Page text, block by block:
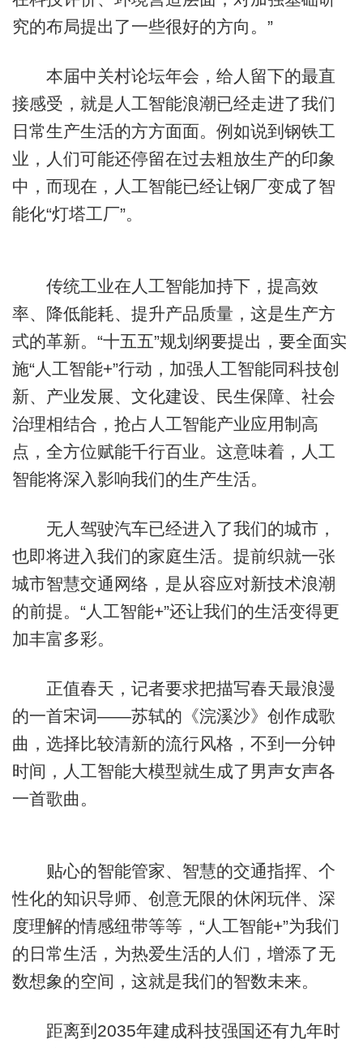
究的布局提出了一些很好的方向。”
本届中关村论坛年会，给人留下的最直
接感受，就是人工智能浪潮已经走进了我们
日常生产生活的方方面面。例如说到钢铁工
业，人们可能还停留在过去粗放生产的印象
中，而现在，人工智能已经让钢厂变成了智
能化“灯塔工厂”。
传统工业在人工智能加持下，提高效
率、降低能耗、提升产品质量，这是生产方
式的革新。“十五五”规划纲要提出，要全面实
施“人工智能+”行动，加强人工智能同科技创
新、产业发展、文化建设、民生保障、社会
治理相结合，抢占人工智能产业应用制高
点，全方位赋能千行百业。这意味着，人工
智能将深入影响我们的生产生活。
无人驾驶汽车已经进入了我们的城市，
也即将进入我们的家庭生活。提前织就一张
城市智慧交通网络，是从容应对新技术浪潮
的前提。“人工智能+”还让我们的生活变得更
加丰富多彩。
正值春天，记者要求把描写春天最浪漫
的一首宋词——苏轼的《浣溪沙》创作成歌
曲，选择比较清新的流行风格，不到一分钟
时间，人工智能大模型就生成了男声女声各
一首歌曲。
贴心的智能管家、智慧的交通指挥、个
性化的知识导师、创意无限的休闲玩伴、深
度理解的情感纽带等等，“人工智能+”为我们
的日常生活，为热爱生活的人们，增添了无
数想象的空间，这就是我们的智数未来。
距离到2035年建成科技强国还有九年时